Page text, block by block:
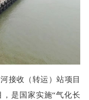
收（转运）站项目
是国家实施“气化长